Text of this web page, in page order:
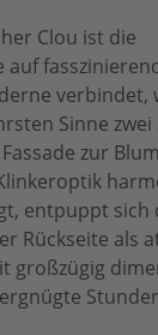
Clou ist die
verbindet,
Sinne zwei
zur
entpuppt sich
Rückseite als
großzügig